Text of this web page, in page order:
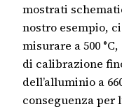
mostrati
nostro esempio,
misurare a 500
di calibrazione
dell’alluminio a
conseguenza per